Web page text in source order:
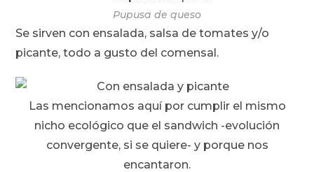
Pupusa de queso
Se sirven con ensalada, salsa de tomates y/o
picante, todo a gusto del comensal.
Las mencionamos aquí por cumplir el mismo
nicho ecológico que el sandwich -evolución
convergente, si se quiere- y porque nos
encantaron.